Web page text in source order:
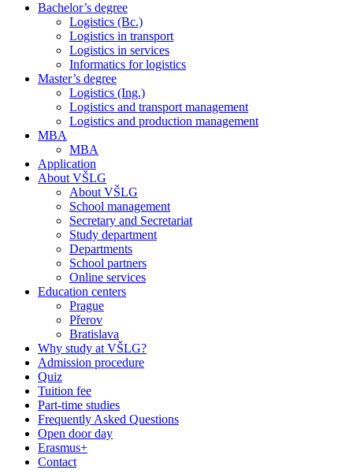
Bachelor’s degree
Logistics (Bc.)
Logistics in transport
Logistics in services
Informatics for logistics
Master’s degree
Logistics (Ing.)
Logistics and transport management
Logistics and production management
MBA
MBA
Application
About VŠLG
About VŠLG
School management
Secretary and Secretariat
Study department
Departments
School partners
Online services
Education centers
Prague
Přerov
Bratislava
Why study at VŠLG?
Admission procedure
Quiz
Tuition fee
Part-time studies
Frequently Asked Questions
Open door day
Erasmus+
Contact